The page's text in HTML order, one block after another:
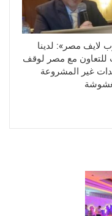
لايف مصر»: لدينا
للتعاون مع مصر لوقف
غير المشروعة